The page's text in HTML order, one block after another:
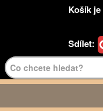
Košík je
Sdílet: